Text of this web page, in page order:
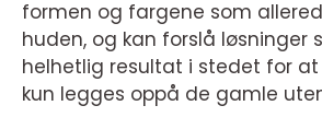
formen og fargene som
huden, og kan forslå løsninger
helhetlig resultat i stedet for
kun legges oppå de gamle